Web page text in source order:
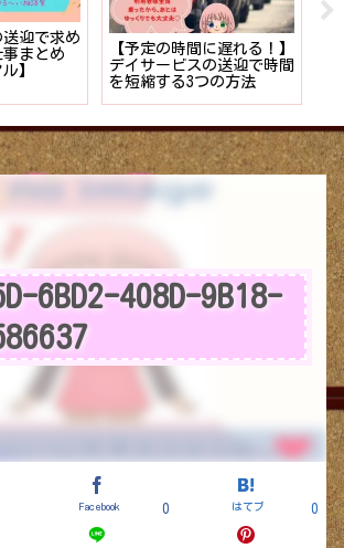
迎で求め
まとめ
】
【予定の時間に遅れる！】
デイサービスの送迎で時間
を短縮する3つの方法
6BD2-408D-9B18-
Facebook 0 はてブ 0